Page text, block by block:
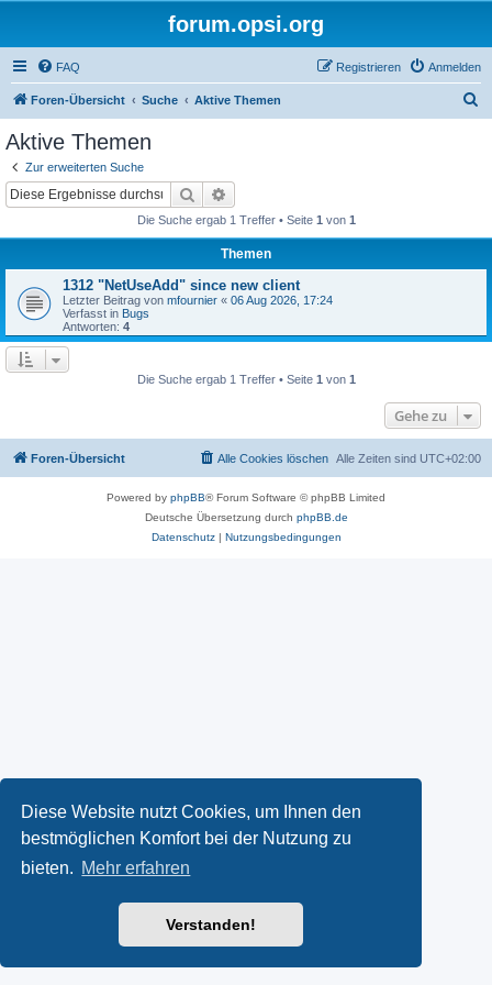
Diese Website nutzt Cookies, um Ihnen den
bestmöglichen Komfort bei der Nutzung zu
bieten. Mehr erfahren
Verstanden!
forum.opsi.org
FAQ Anmelden
Registrieren
Foren-Übersicht Suche Aktive Themen
Aktive Themen
Zur erweiterten Suche
Suche
Die Suche ergab 1 Treffer • Seite 1 von 1
Themen
1312 "NetUseAdd" since new client
Letzter Beitrag von mfournier « 06 Aug 2026, 17:24
Verfasst in Bugs
Antworten: 4
Die Suche ergab 1 Treffer • Seite 1 von 1
Gehe zu
Foren-Übersicht Alle Zeiten sind UTC+02:00
Alle Cookies löschen
Powered by phpBB® Forum Software © phpBB Limited
Deutsche Übersetzung durch phpBB.de
Datenschutz| Nutzungsbedingungen